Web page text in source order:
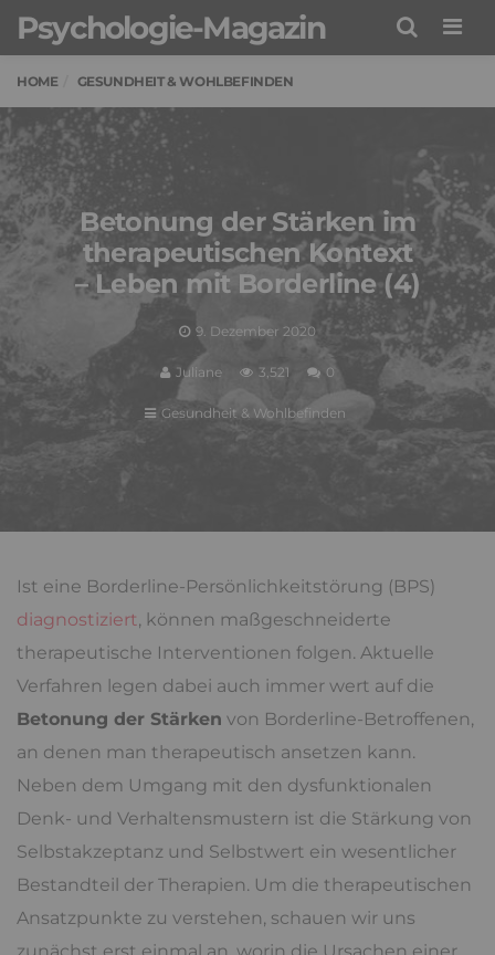
Psychologie-Magazin
HOME GESUNDHEIT & WOHLBEFINDEN
Betonung der Stärken im
therapeutischen Kontext
– Leben mit Borderline (4)
9. Dezember 2020
Juliane 3,521 0
Gesundheit & Wohlbefinden
Ist eine Borderline-Persönlichkeitstörung (BPS)
diagnostiziert, können maßgeschneiderte
therapeutische Interventionen folgen. Aktuelle
Verfahren legen dabei auch immer wert auf die
Betonung der Stärken von Borderline-Betroffenen,
an denen man therapeutisch ansetzen kann.
Neben dem Umgang mit den dysfunktionalen
Denk- und Verhaltensmustern ist die Stärkung von
Selbstakzeptanz und Selbstwert ein wesentlicher
Bestandteil der Therapien. Um die therapeutischen
Ansatzpunkte zu verstehen, schauen wir uns